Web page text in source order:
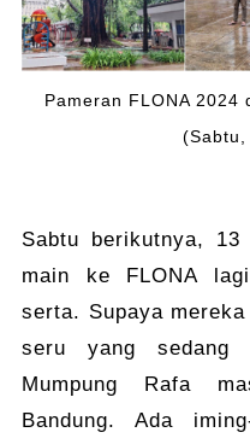
Pameran FLONA 2024
Sabtu berikutnya,
main ke FLONA
serta. Supaya
seru yang sedang
Mumpung Rafa
Bandung. Ada